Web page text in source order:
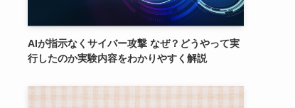
AIが指示なくサイバー攻撃 なぜ？どうやって実
行したのか実験内容をわかりやすく解説